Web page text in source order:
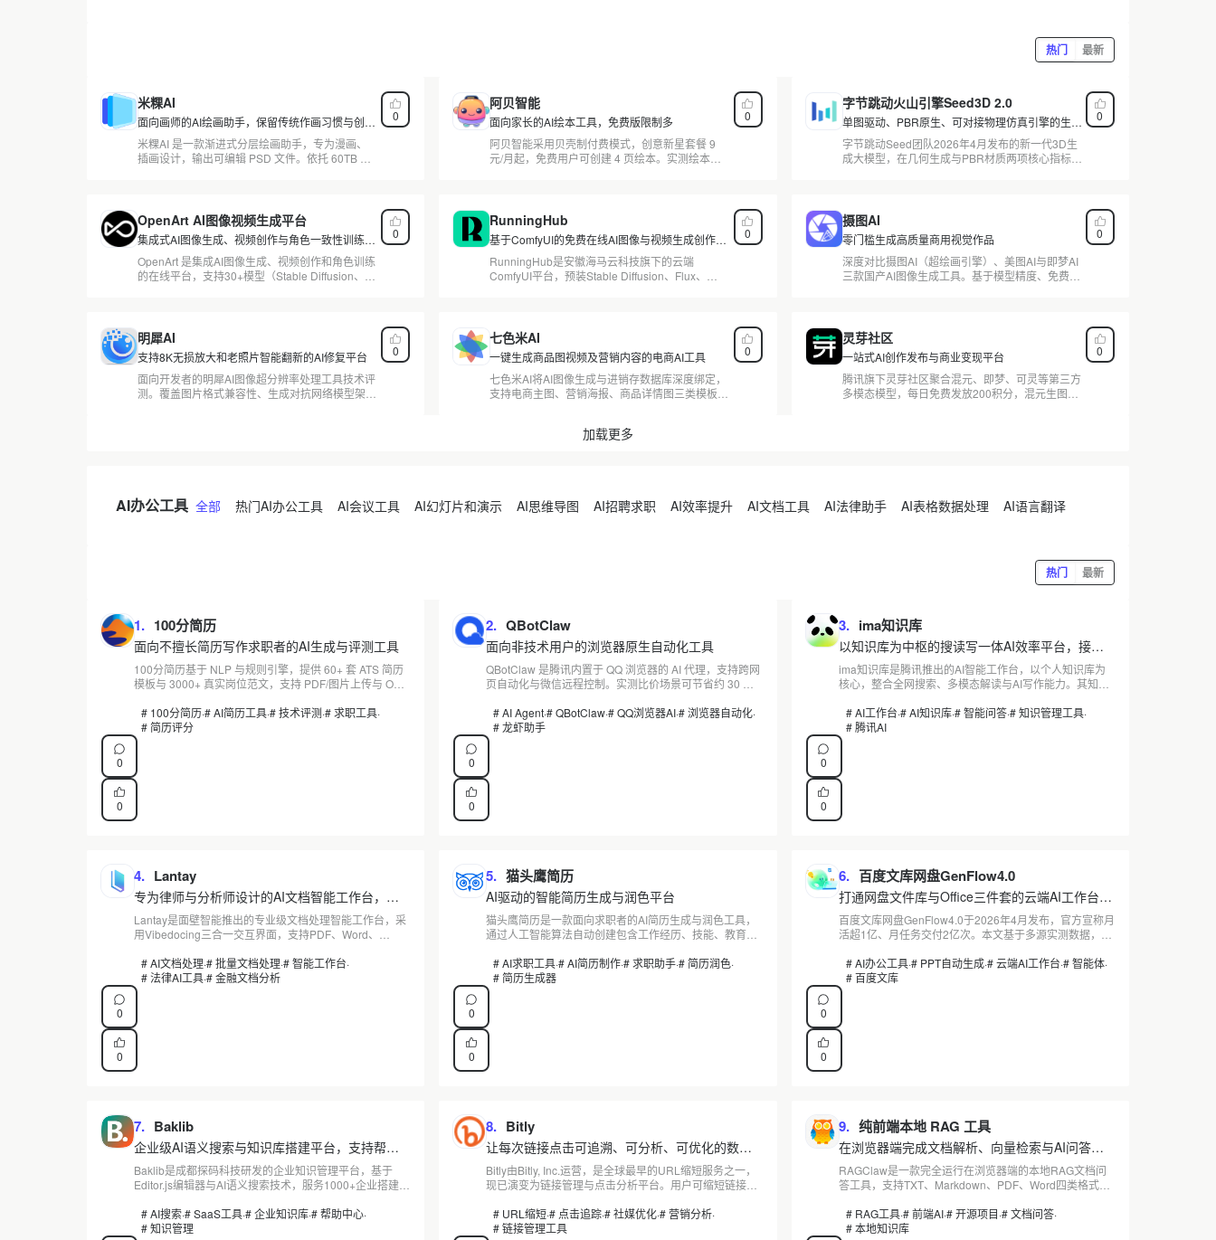
热门 最新
米粿AI
面向画师的AI绘画助手，保留传统作画习惯与创意
控制
米粿AI 是一款渐进式分层绘画助手，专为漫画、
插画设计，输出可编辑 PSD 文件。依托 60TB 动
50% 创作时间，并指出已知局限。
0
阿贝智能
面向家长的AI绘本工具，免费版限制多
阿贝智能采用贝壳制付费模式，创意新星套餐 9
元/月起，免费用户可创建 4 页绘本。实测绘本生
否值得入手。
0
字节跳动火山引擎Seed3D 2.0
单图驱动、PBR原生、可对接物理仿真引擎的生产
级3D资产生成方案
字节跳动Seed团队2026年4月发布的新一代3D生
成大模型，在几何生成与PBR材质两项核心指标上
工业设计与数字孪生场景，了解计费详情。
0
OpenArt AI图像视频生成平台
集成式AI图像生成、视频创作与角色一致性训练平
OpenArt 是集成AI图像生成、视频创作和角色训练
的在线平台，支持30+模型（Stable Diffusion、
0
RunningHub
基于ComfyUI的免费在线AI图像与视频生成创作平
RunningHub是安徽海马云科技旗下的云端
ComfyUI平台，预装Stable Diffusion、Flux、
本地部署。点击查看积分计费方式与免费额度。
0
摄图AI
零门槛生成高质量商用视觉作品
深度对比摄图AI（超绘画引擎）、美图AI与即梦AI
三款国产AI图像生成工具。基于模型精度、免费调
在隐性限制。查看详细对比分析。
0
明犀AI
支持8K无损放大和老照片智能翻新的AI修复平台
面向开发者的明犀AI图像超分辨率处理工具技术评
测。覆盖图片格式兼容性、生成对抗网络模型架
0
七色米AI
一键生成商品图视频及营销内容的电商AI工具
七色米AI将AI图像生成与进销存数据库深度绑定，
支持电商主图、营销海报、商品详情图三类模板，
署前置条件，逐层拆解其技术实现与隐性边界，查
0
灵芽社区
一站式AI创作发布与商业变现平台
腾讯旗下灵芽社区聚合混元、即梦、可灵等第三方
多模态模型，每日免费发放200积分，混元生图限
0
加载更多
AI办公工具 全部 热门AI办公工具 AI会议工具 AI幻灯片和演示 AI思维导图 AI招聘求职 AI效率提升 AI文档工具 AI法律助手 AI表格数据处理 AI语言翻译
热门 最新
1. 100分简历
面向不擅长简历写作求职者的AI生成与评测工具
100分简历基于 NLP 与规则引擎，提供 60+ 套 ATS 简历
模板与 3000+ 真实岗位范文，支持 PDF/图片上传与 OCR
容质量评估有限；同时提供简历定制、面试辅导付费服
务。适合不擅长写作的求职者快速生成简历。
# 100分简历·# AI简历工具·# 技术评测·# 求职工具·
# 简历评分
0
0
2. QBotClaw
面向非技术用户的浏览器原生自动化工具
QBotClaw 是腾讯内置于 QQ 浏览器的 AI 代理，支持跨网
页自动化与微信远程控制。实测比价场景可节省约 30 分
工具，分析适用边界。
# AI Agent·# QBotClaw·# QQ浏览器AI·# 浏览器自动化·
# 龙虾助手
0
0
3. ima知识库
以知识库为中枢的搜读写一体AI效率平台，接入
混元与DeepSeek-R1双模型
ima知识库是腾讯推出的AI智能工作台，以个人知识库为
核心，整合全网搜索、多模态解读与AI写作能力。其知识
作者可通过技能发布与付费订阅实现知识变现。支持
Windows、Mac、iOS、Android及微信小程序多端同步，
访问官网即可免费使用。
# AI工作台·# AI知识库·# 智能问答·# 知识管理工具·
# 腾讯AI
0
0
4. Lantay
专为律师与分析师设计的AI文档智能工作台，支
持16+格式跨文件信息提取与重编
Lantay是面壁智能推出的专业级文档处理智能工作台，采
用Vibedocing三合一交互界面，支持PDF、Word、
内置法律、金融等垂直领域专业Agent和可追溯知识库，
有效减少AI幻觉，面向律师、分析师等高严谨文档工作
者。立即下载体验。
# AI文档处理·# 批量文档处理·# 智能工作台·
# 法律AI工具·# 金融文档分析
0
0
5. 猫头鹰简历
AI驱动的智能简历生成与润色平台
猫头鹰简历是一款面向求职者的AI简历生成与润色工具，
通过人工智能算法自动创建包含工作经历、技能、教育背
模板切换等核心功能，5分钟即可导出可投递PDF。同类
产品中，猫步简历已开源前端代码并支持超高清PDF导
出，可作横向参考。查看完整功能对比再决定。
# AI求职工具·# AI简历制作·# 求职助手·# 简历润色·
# 简历生成器
0
0
6. 百度文库网盘GenFlow4.0
打通网盘文件库与Office三件套的云端AI工作台深
度实测
百度文库网盘GenFlow4.0于2026年4月发布，官方宣称月
活超1亿、月任务交付2亿次。本文基于多源实测数据，分
OpenClaw云端智能体体系及会员付费门槛，帮助读者判
断这款AI办公工具是否值得投入，点击查看完整评测。
# AI办公工具·# PPT自动生成·# 云端AI工作台·# 智能体·
# 百度文库
0
0
7. Baklib
企业级AI语义搜索与知识库搭建平台，支持帮助
中心、产品手册、API文档在线管理
Baklib是成都探码科技研发的企业知识管理平台，基于
Editor.js编辑器与AI语义搜索技术，服务1000+企业搭建帮
力、API输出、编辑器选型四个维度对比Baklib与Glean、
语雀的差异，点击查看完整技术分析。
# AI搜索·# SaaS工具·# 企业知识库·# 帮助中心·
# 知识管理
8. Bitly
让每次链接点击可追溯、可分析、可优化的数据
平台
Bitly由Bitly, Inc.运营，是全球最早的URL缩短服务之一，
现已演变为链接管理与点击分析平台。用户可缩短链接、
渠道、地理位置和设备类型。免费计划每月10条短链接，
付费方案（Core起步10美元/月）解锁品牌域名与高级分
# URL缩短·# 点击追踪·# 社媒优化·# 营销分析·
# 链接管理工具
9. 纯前端本地 RAG 工具
在浏览器端完成文档解析、向量检索与AI问答，
数据不离开本地的RAG工具
RAGClaw是一款完全运行在浏览器端的本地RAG文档问
答工具，支持TXT、Markdown、PDF、Word四类格式上
存储。核心特性引用溯源可展开每条回答的参考片段与来
源，适用于个人资料整理、小团队知识库验证等场景。访
# RAG工具·# 前端AI·# 开源项目·# 文档问答·
# 本地知识库